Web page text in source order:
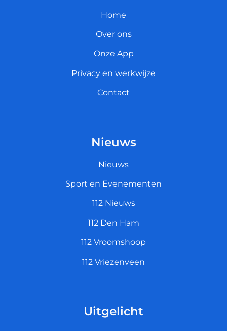
Home
Over ons
Onze App
Privacy en werkwijze
Contact
Nieuws
Nieuws
Sport en Evenementen
112 Nieuws
112 Den Ham
112 Vroomshoop
112 Vriezenveen
Uitgelicht